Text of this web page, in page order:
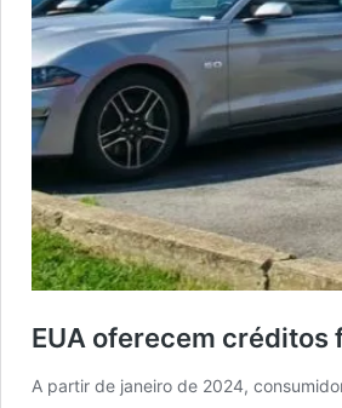
EUA oferecem
A partir de janeiro de 2024,